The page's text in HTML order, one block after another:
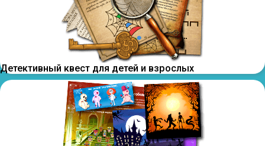
Детективный квест для детей и взрослых